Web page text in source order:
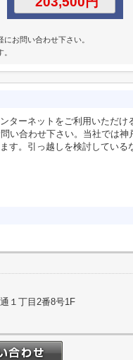
お問い合わせ下さい。
ターネットをご利用いただけ
い合わせ下さい。当社では神
す。引っ越しを検討している
１丁目2番8号1F